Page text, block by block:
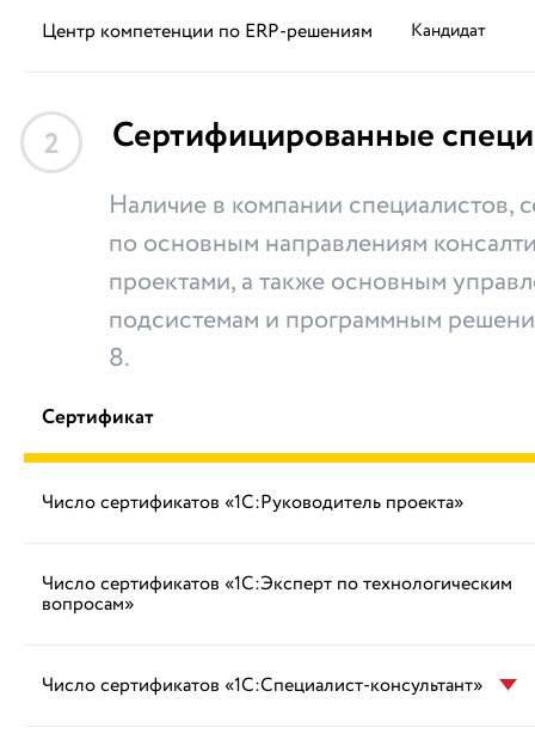
Центр компетенции по ERP-решениям Кандидат
2 Сертифицированные
Наличие в компании специалистов,
по основным направлениям
проектами, а также основным
подсистемам и программным
8.
Сертификат
Число сертификатов «1С:Руководитель проекта»
Число сертификатов «1С:Эксперт по технологическим
вопросам»
Число сертификатов «1С:Специалист-консультант»